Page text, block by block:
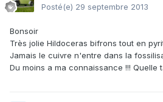
Posté(e) 29 septembre 2013
Bonsoir
Très jolie Hildoceras bifrons tout en
Jamais le cuivre n'entre dans la
Du moins a ma connaissance !!! Quelle